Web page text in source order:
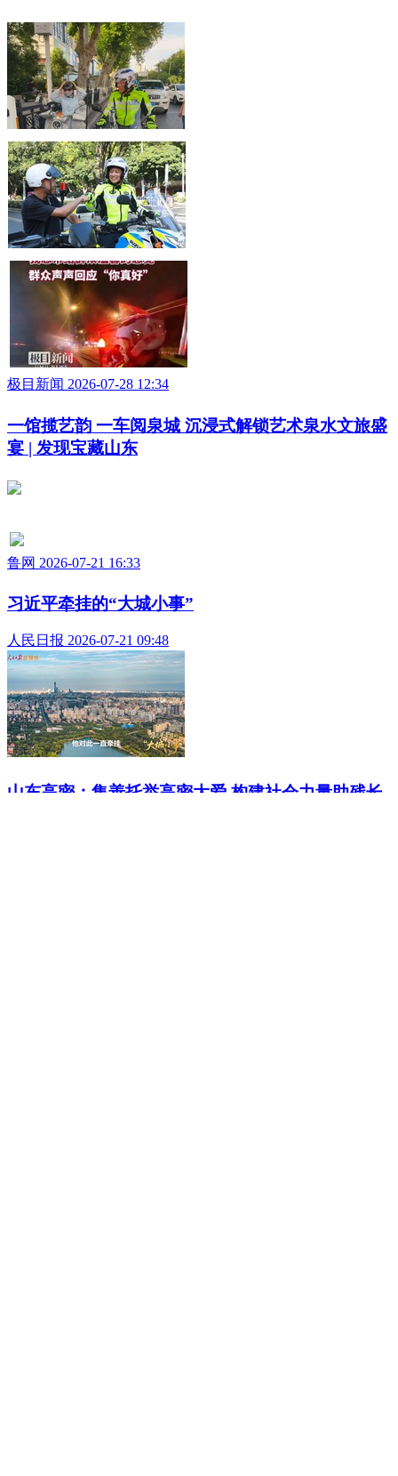
极目新闻 2026-07-28 12:34
一馆揽艺韵 一车阅泉城 沉浸式解锁艺术泉水文旅盛
宴 | 发现宝藏山东
鲁网 2026-07-21 16:33
习近平牵挂的“大城小事”
人民日报 2026-07-21 09:48
山东高密：集善托举高密大爱 构建社会力量助残长